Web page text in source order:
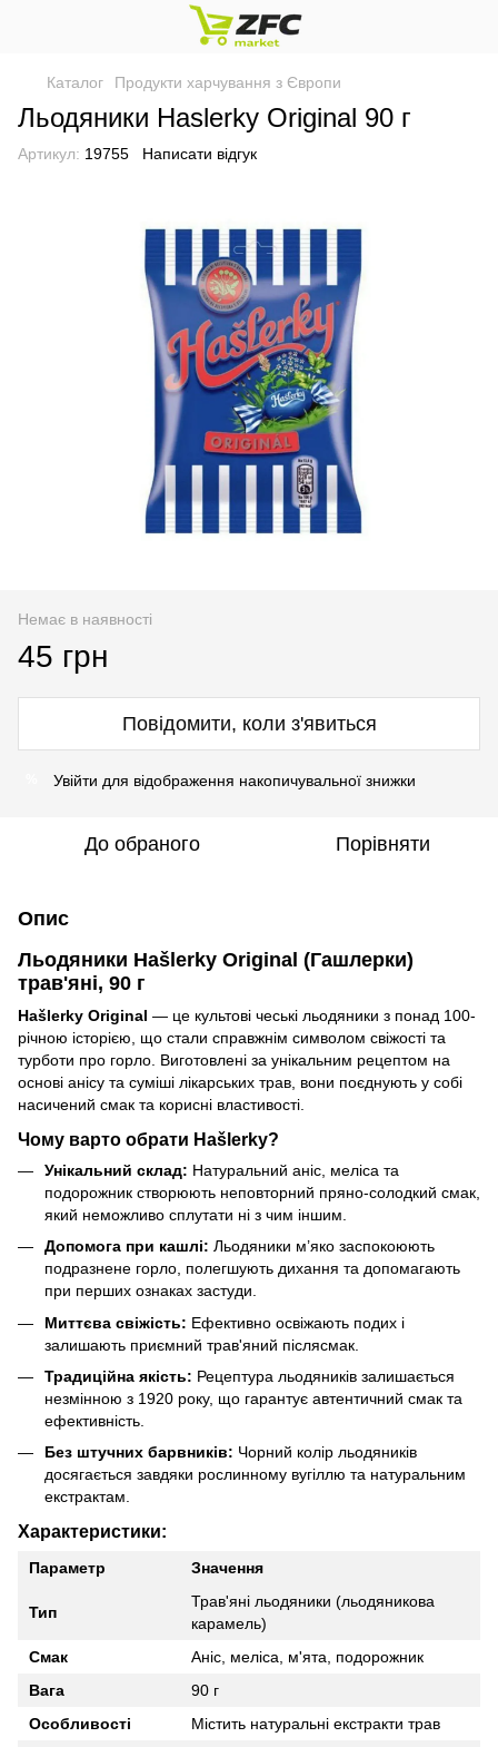
Каталог Продукти харчування з Європи
Льодяники Haslerky Original 90 г
Артикул: 19755 Написати відгук
Немає в наявності
45 грн
Повідомити, коли з'явиться
Увійти для відображення накопичувальної знижки
До обраного Порівняти
Опис
Льодяники Hašlerky Original (Гашлерки)
трав'яні, 90 г
Hašlerky Original — це культові чеські льодяники з понад 100-
річною історією, що стали справжнім символом свіжості та
турботи про горло. Виготовлені за унікальним рецептом на
основі анісу та суміші лікарських трав, вони поєднують у собі
насичений смак та корисні властивості.
Чому варто обрати Hašlerky?
Унікальний склад: Натуральний аніс, меліса та
подорожник створюють неповторний пряно-солодкий смак,
який неможливо сплутати ні з чим іншим.
Допомога при кашлі: Льодяники м’яко заспокоюють
подразнене горло, полегшують дихання та допомагають
при перших ознаках застуди.
Миттєва свіжість: Ефективно освіжають подих і
залишають приємний трав'яний післясмак.
Традиційна якість: Рецептура льодяників залишається
незмінною з 1920 року, що гарантує автентичний смак та
ефективність.
Без штучних барвників: Чорний колір льодяників
досягається завдяки рослинному вугіллю та натуральним
екстрактам.
Характеристики:
Параметр Значення
Тип
Трав'яні льодяники (льодяникова
карамель)
Смак
Аніс, меліса, м'ята, подорожник
Вага
90 г
Особливості
Містить натуральні екстракти трав